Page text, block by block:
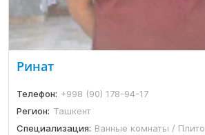
Ринат
Телефон: +998 (90) 178-94-17
Регион: Ташкент
Специализация: Ванные комнаты /